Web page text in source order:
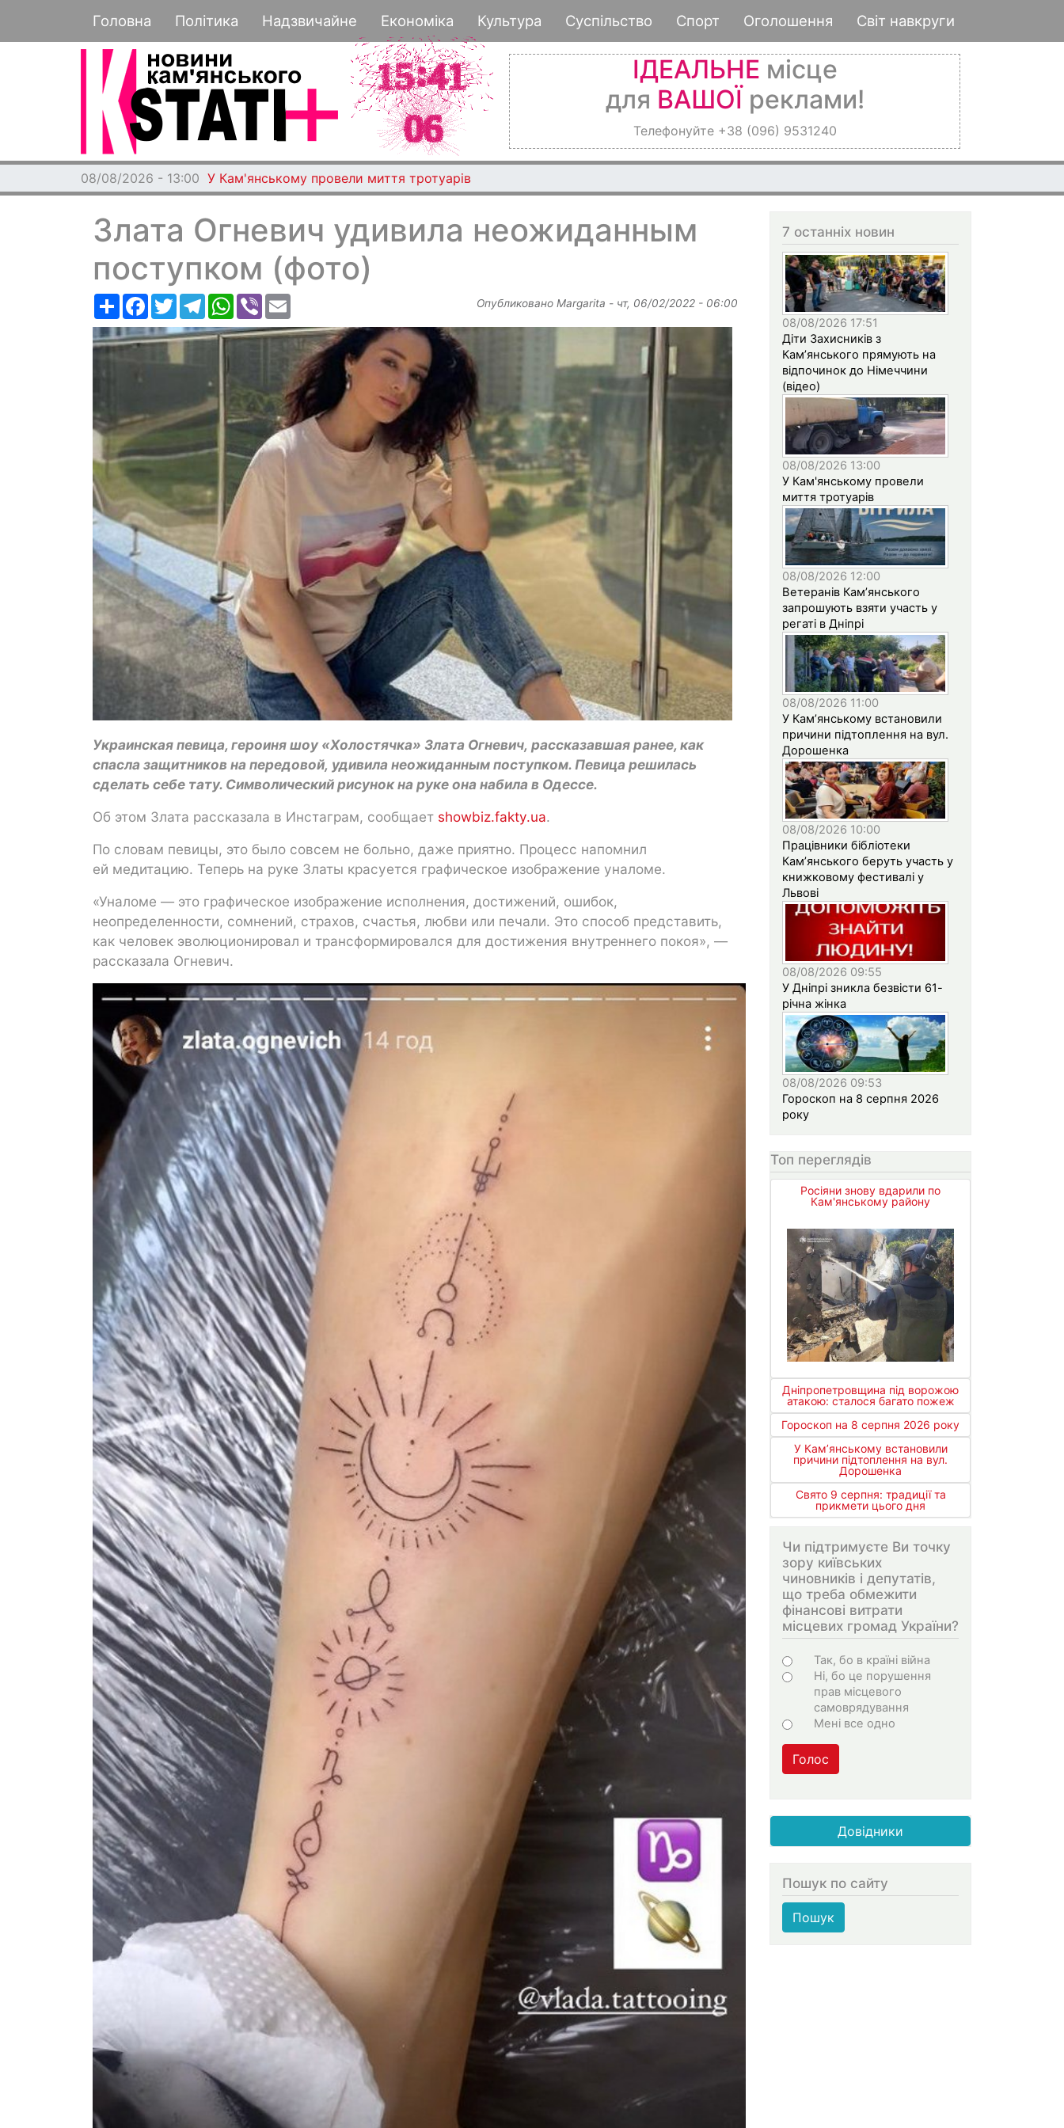
к
основному
Основная навигация
Головна Політика Надзвичайне Економіка Культура Суспільство Спорт Оголошення Світ навкруги
ІДЕАЛЬНЕ місце
для ВАШОЇ реклами!
Телефонуйте +38 (096) 9531240
08/08/2026 - 13:00 У Кам'янському провели миття тротуарів
Злата Огневич удивила неожиданным
поступком (фото)
РесурсFacebook
TwitterTelegramWhatsApp
Viber Опубликовано Margarita - чт, 06/02/2022 - 06:00
Украинская певица, героиня шоу «Холостячка» Злата Огневич, рассказавшая ранее, как
спасла защитников на передовой, удивила неожиданным поступком. Певица решилась
сделать себе тату. Символический рисунок на руке она набила в Одессе.
Об этом Злата рассказала в Инстаграм, сообщает showbiz.fakty.ua.
По словам певицы, это было совсем не больно, даже приятно. Процесс напомнил
ей медитацию. Теперь на руке Златы красуется графическое изображение уналоме.
«Уналоме — это графическое изображение исполнения, достижений, ошибок,
неопределенности, сомнений, страхов, счастья, любви или печали. Это способ представить,
как человек эволюционировал и трансформировался для достижения внутреннего покоя», —
рассказала Огневич.
7 останніх новин
08/08/2026 17:51
Діти Захисників з
Кам’янського прямують на
відпочинок до Німеччини
(відео)
08/08/2026 13:00
У Кам'янському провели
миття тротуарів
08/08/2026 12:00
Ветеранів Кам’янського
запрошують взяти участь у
регаті в Дніпрі
08/08/2026 11:00
У Кам’янському встановили
причини підтоплення на вул.
Дорошенка
08/08/2026 10:00
Працівники бібліотеки
Кам’янського беруть участь у
книжковому фестивалі у
Львові
08/08/2026 09:55
У Дніпрі зникла безвісти 61-
річна жінка
08/08/2026 09:53
Гороскоп на 8 серпня 2026
року
Топ переглядів
Росіяни знову вдарили по
Кам'янському району
Дніпропетровщина під ворожою
атакою: сталося багато пожеж
Гороскоп на 8 серпня 2026 року
У Кам’янському встановили
причини підтоплення на вул.
Дорошенка
Свято 9 серпня: традиції та
прикмети цього дня
Чи підтримуєте Ви точку
зору київських
чиновників і депутатів,
що треба обмежити
фінансові витрати
місцевих громад України?
Choices
Так, бо в країні війна
Ні, бо це порушення
прав місцевого
самоврядування
Мені все одно
Голос
Довідники
Пошук по сайту
Пошук